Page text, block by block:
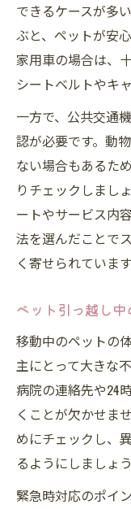
できるケースが多
ぶと、ペットが安
家用車の場合は、
シートベルトやキ
一方で、公共交通
認が必要です。動
ない場合もあるた
りチェックしまし
ートやサービス内
法を選んだことで
く寄せられています
ペット引っ越し
移動中のペットの
主にとって大きな
病院の連絡先や24
くことが欠かせま
めにチェックし、
るようにしましょう
緊急時対応のポイ